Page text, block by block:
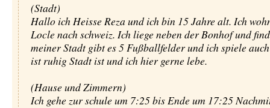
(Stadt)
Hallo ich Heisse Reza und ich bin 15 Jahre alt. Ich
Locle nach schweiz. Ich liege neben der Bonhof und
meiner Stadt gibt es 5 Fußballfelder und ich spiele
ist ruhig Stadt ist und ich hier gerne lebe.
(Hause und Zimmern)
Ich gehe zur schule um 7:25 bis Ende um 17:25